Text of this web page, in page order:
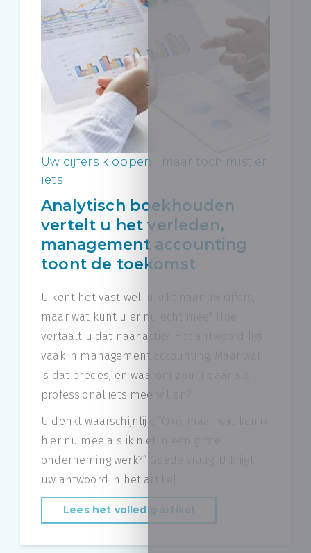
Uw cijfers kloppen... maar toch mist er
iets
Analytisch boekhouden
vertelt u het verleden,
management accounting
toont de toekomst
U kent het vast wel: u kijkt naar uw cijfers,
maar wat kunt u er nu echt mee? Hoe
vertaalt u dat naar actie? Het antwoord ligt
vaak in management accounting. Maar wat
is dat precies, en waarom zou u daar als
professional iets mee willen?
U denkt waarschijnlijk: “Oké, maar wat kan ik
hier nu mee als ik niet in een grote
onderneming werk?” Goede vraag! U krijgt
uw antwoord in het artikel.
Lees het volledig artikel